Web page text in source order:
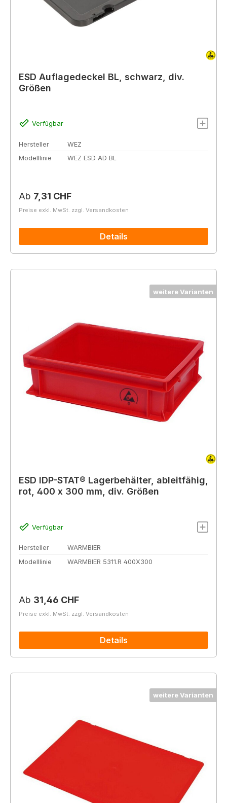
ESD Auflagedeckel BL, schwarz, div.
Größen
Verfügbar
Hersteller
WEZ
Modelllinie
WEZ ESD AD BL
Regulärer Preis:
Ab 7,31 CHF
Preise exkl. MwSt. zzgl. Versandkosten
Details
weitere Varianten
ESD IDP-STAT® Lagerbehälter, ableitfähig,
rot, 400 x 300 mm, div. Größen
Verfügbar
Hersteller
WARMBIER
Modelllinie
WARMBIER 5311.R 400X300
Regulärer Preis:
Ab 31,46 CHF
Preise exkl. MwSt. zzgl. Versandkosten
Details
weitere Varianten